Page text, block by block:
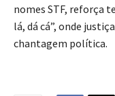
nomes STF, reforça
lá, dá cá”, onde
chantagem política.